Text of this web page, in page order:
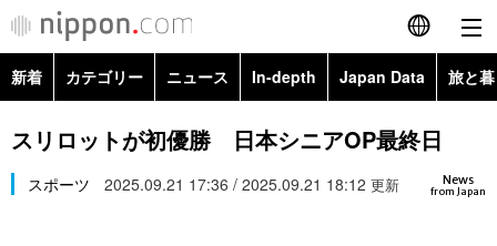
English
简体字
繁體字
新着 カテゴリー ニュース In-depth Japan Data 旅と
政治・外交
経済・ビジネス
Topics
Images
スリロットが初優勝 日本シニアOP最終日
News
from Japan
スポーツ 2025.09.21 17:36 / 2025.09.21 18:12 更新